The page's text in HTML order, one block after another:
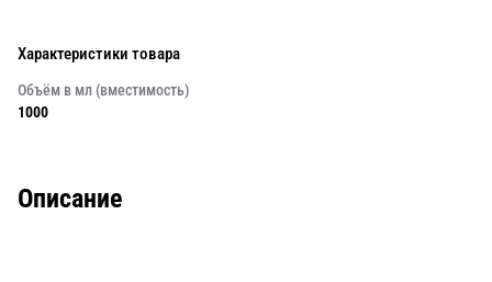
Характеристики товара
Объём в мл (вместимость)
1000
Описание